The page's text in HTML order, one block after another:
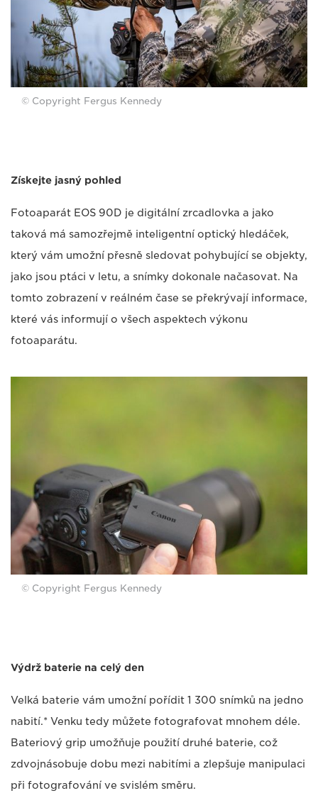
© Copyright Fergus Kennedy
Získejte jasný pohled
Fotoaparát EOS 90D je digitální zrcadlovka a jako
taková má samozřejmě inteligentní optický hledáček,
který vám umožní přesně sledovat pohybující se objekty,
jako jsou ptáci v letu, a snímky dokonale načasovat. Na
tomto zobrazení v reálném čase se překrývají informace,
které vás informují o všech aspektech výkonu
fotoaparátu.
© Copyright Fergus Kennedy
Výdrž baterie na celý den
Velká baterie vám umožní pořídit 1 300 snímků na jedno
nabití.* Venku tedy můžete fotografovat mnohem déle.
Bateriový grip umožňuje použití druhé baterie, což
zdvojnásobuje dobu mezi nabitími a zlepšuje manipulaci
při fotografování ve svislém směru.